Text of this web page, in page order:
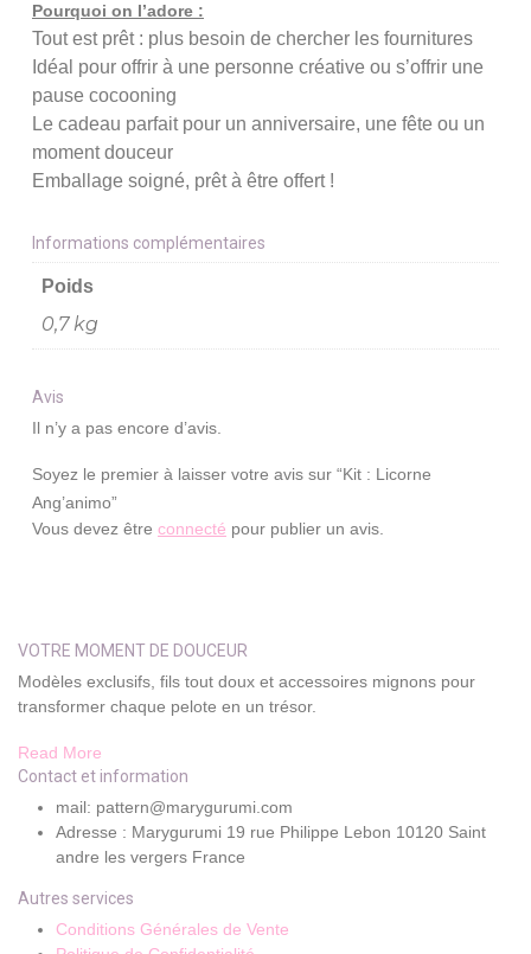
Pourquoi on l’adore :
Tout est prêt : plus besoin de chercher les fournitures
Idéal pour offrir à une personne créative ou s’offrir une
pause cocooning
Le cadeau parfait pour un anniversaire, une fête ou un
moment douceur
Emballage soigné, prêt à être offert !
Informations complémentaires
Poids
0,7 kg
Avis
Il n’y a pas encore d’avis.
Soyez le premier à laisser votre avis sur “Kit : Licorne
Ang’animo”
Vous devez être connecté pour publier un avis.
VOTRE MOMENT DE DOUCEUR
Modèles exclusifs, fils tout doux et accessoires mignons pour
transformer chaque pelote en un trésor.
Read More
Contact et information
mail: pattern@marygurumi.com
Adresse : Marygurumi 19 rue Philippe Lebon 10120 Saint
andre les vergers France
Autres services
Conditions Générales de Vente